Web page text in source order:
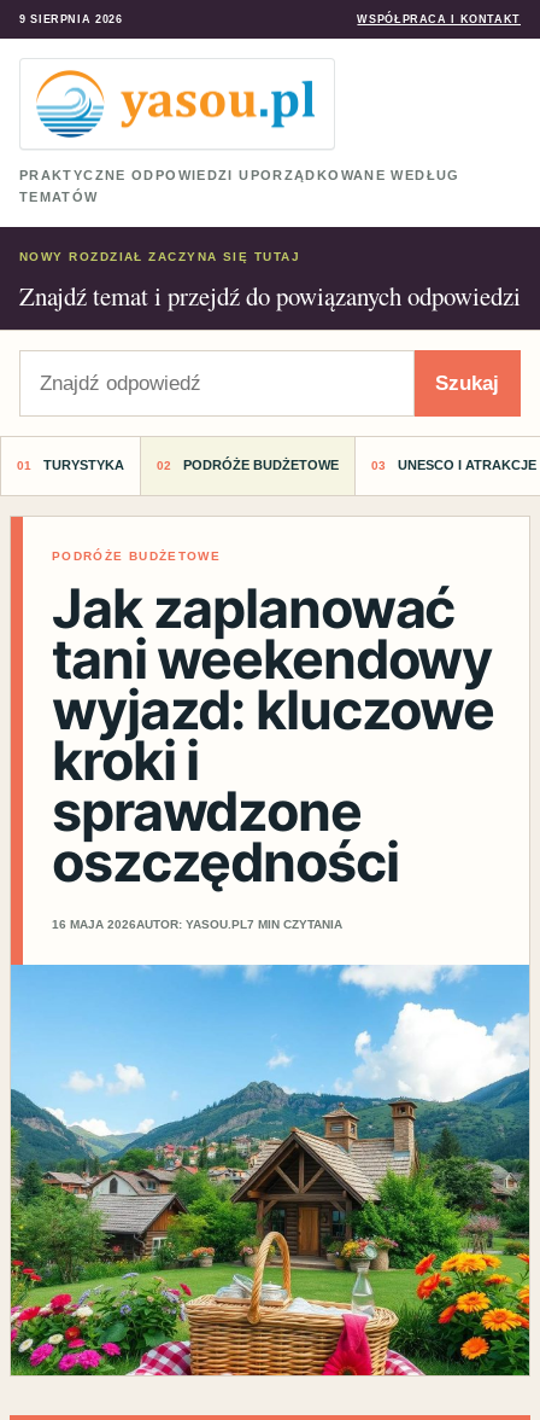
9 SIERPNIA 2026 WSPÓŁPRACA I KONTAKT
PRAKTYCZNE ODPOWIEDZI UPORZĄDKOWANE WEDŁUG
TEMATÓW
NOWY ROZDZIAŁ ZACZYNA SIĘ TUTAJ
Znajdź temat i przejdź do powiązanych odpowiedzi
Szukaj
TURYSTYKA PODRÓŻE BUDŻETOWE UNESCO I
PODRÓŻE BUDŻETOWE
Jak zaplanować
tani weekendowy
wyjazd: kluczowe
kroki i
sprawdzone
oszczędności
16 MAJA 2026AUTOR: YASOU.PL 7 MIN CZYTANIA